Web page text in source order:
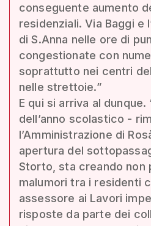
conseguente aumento
residenziali. Via Baggi e
di S.Anna nelle ore di
congestionate con
soprattutto nei centri
nelle strettoie.”
E qui si arriva al dunque.
dell’anno scolastico -
l’Amministrazione di
apertura del
Storto, sta creando non
malumori tra i residenti
assessore ai Lavori
risposte da parte dei